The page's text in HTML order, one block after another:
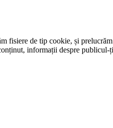
fisiere de tip cookie, și
informații despre